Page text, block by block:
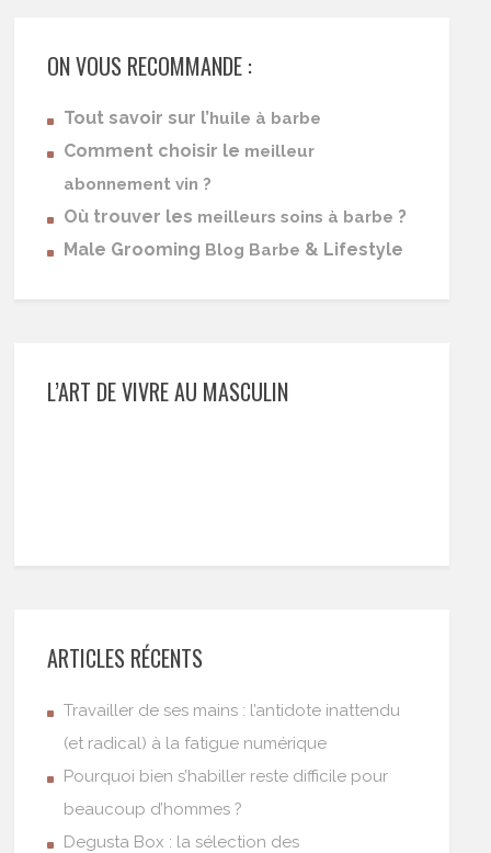
ON VOUS RECOMMANDE :
Tout savoir sur l’huile à barbe
Comment choisir le meilleur
abonnement vin ?
Où trouver les meilleurs soins à barbe ?
Male Grooming Blog Barbe & Lifestyle
L’ART DE VIVRE AU MASCULIN
ARTICLES RÉCENTS
Travailler de ses mains : l’antidote inattendu
(et radical) à la fatigue numérique
Pourquoi bien s’habiller reste difficile pour
beaucoup d’hommes ?
Degusta Box : la sélection des